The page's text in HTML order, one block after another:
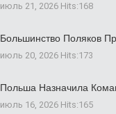
июль 21, 2026 Hits:168
Большинство Поляков
июль 20, 2026 Hits:173
Польша Назначила
июль 16, 2026 Hits:165